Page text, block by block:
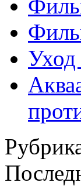
Уход